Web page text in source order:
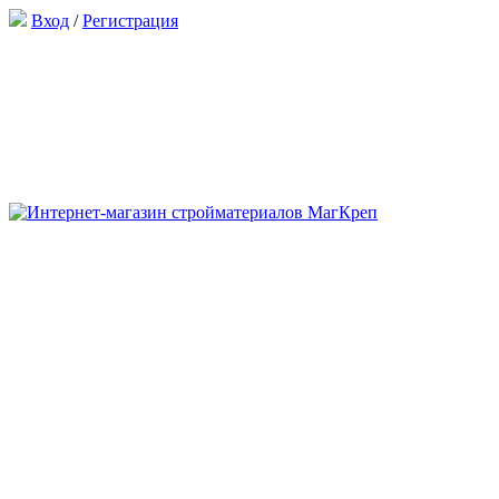
Вход /Регистрация